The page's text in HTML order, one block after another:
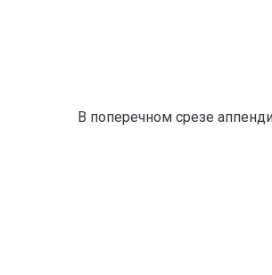
В поперечном срезе